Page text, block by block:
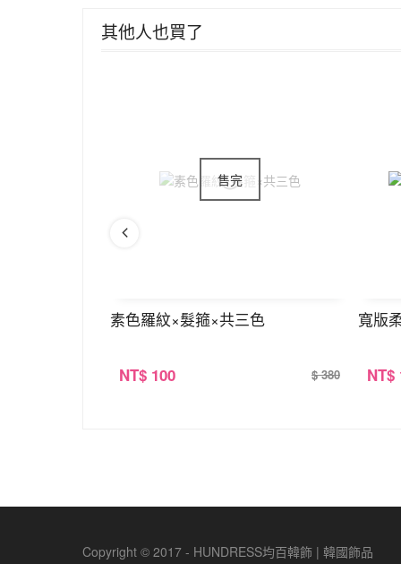
其他人也買了
素色羅紋×髮箍×共三色
NT$ 100 $ 380
寬版
NT$
Copyright © 2017 - HUNDRESS均百韓飾 | 韓國飾品